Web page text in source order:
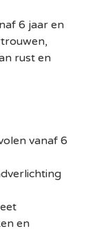
6 jaar en
rust en
vanaf 6
en